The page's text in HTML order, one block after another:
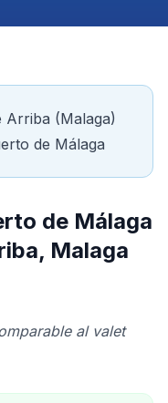
Arriba (Malaga)
de Málaga
de Málaga
Malaga
al valet